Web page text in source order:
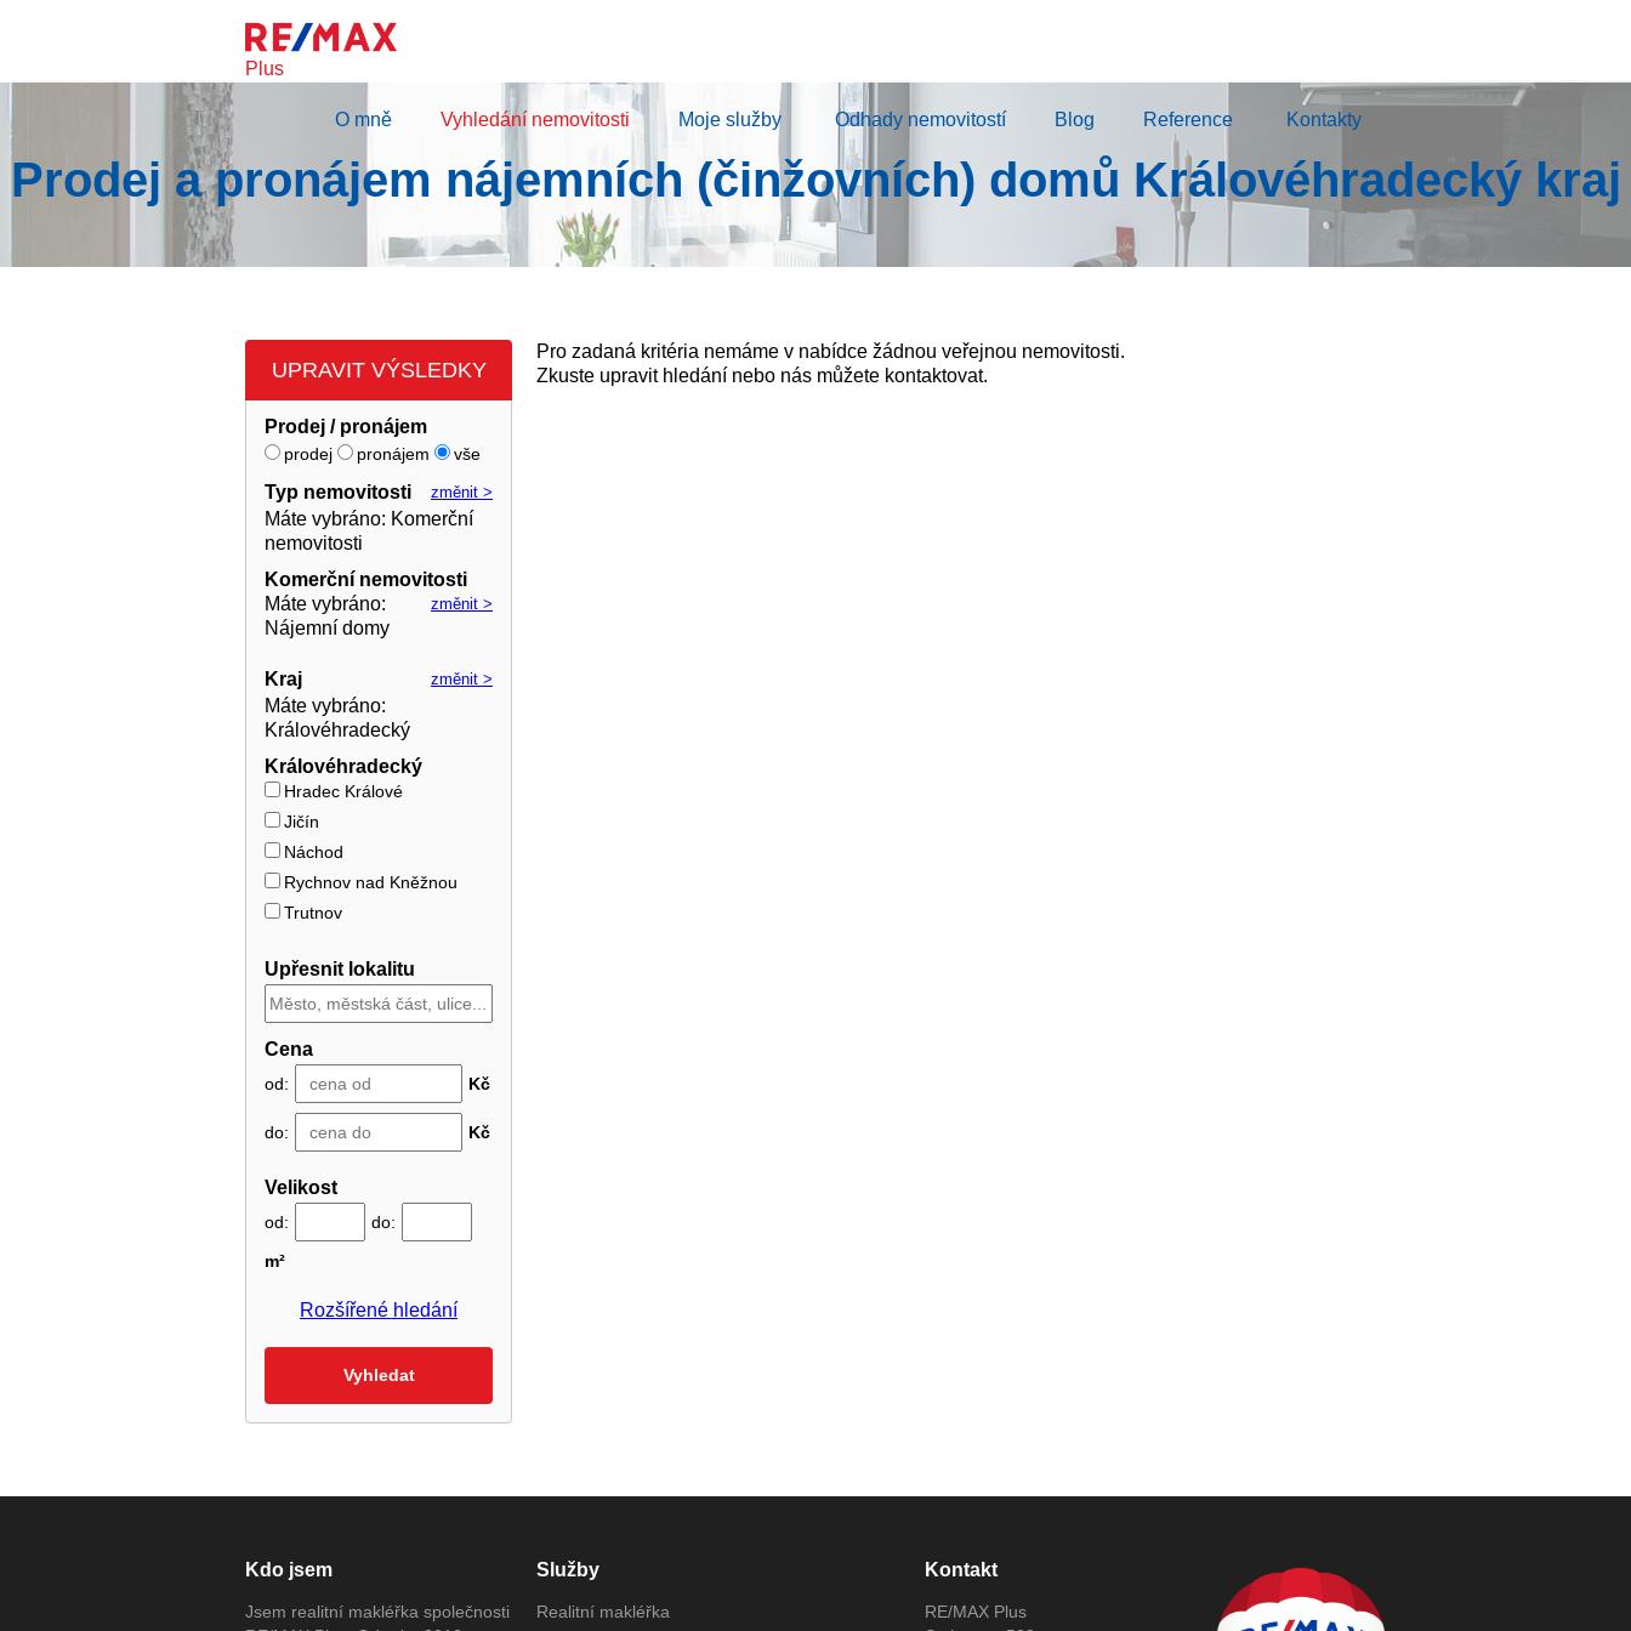
Plus
O mně Vyhledání nemovitosti Moje služby Odhady nemovitostí Blog Reference Kontakty
Prodej a pronájem nájemních (činžovních) domů Královéhradecký kraj
UPRAVIT VÝSLEDKY
Prodej / pronájem
prodej pronájem vše
Typ nemovitosti změnit >
Máte vybráno: Komerční
nemovitosti
Komerční nemovitosti
změnit >
Máte vybráno:
Nájemní domy
Kraj změnit >
Máte vybráno:
Královéhradecký
Královéhradecký
Hradec Králové
Jičín
Náchod
Rychnov nad Kněžnou
Trutnov
Upřesnit lokalitu
Cena
od: Kč
do: Kč
Velikost
od:
do:
m²
Rozšířené hledání
Pro zadaná kritéria nemáme v nabídce žádnou veřejnou nemovitosti.
Zkuste upravit hledání nebo nás můžete kontaktovat.
Kdo jsem
Jsem realitní makléřka společnosti
Služby
Realitní makléřka
Kontakt
RE/MAX Plus